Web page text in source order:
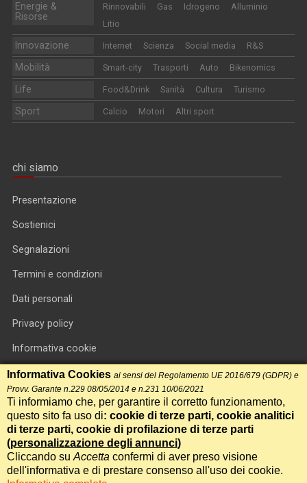
Energie &
Risorse
Rinnovabili Gas Idrogeno
Alluminio
Litio
Innovazione Internet Scienza Social media R&S
Mobilità Smart-city Trasporti Auto Bikenomics
Life Food&Drink Sanità Cultura Turismo
Sport Calcio Motori Altri sport
chi siamo
Presentazione
Sostienici
Segnalazioni
Termini e condizioni
Dati personali
Privacy policy
Informativa cookie
RSS feed
RSS Top News
Contatti
International Communication S.r.l. • P.IVA 14478081004 • Testata
giornalistica n.191, reg. Tribunale di Roma del 14/12/2017
Informativa Cookies ai sensi del Regolamento UE 2016/679 (GDPR) e
Provv. Garante n.229 08/05/2014 e n.231 10/06/2021
Ti informiamo che, per garantire il corretto funzionamento,
questo sito fa uso di: cookie di terze parti, cookie analitici
di terze parti, cookie di profilazione di terze parti
(personalizzazione degli annunci)
Cliccando su Accetta confermi di aver preso visione
dell'informativa e di prestare consenso all'uso dei cookie.